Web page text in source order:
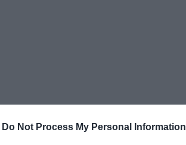
Do Not Process My Personal Information